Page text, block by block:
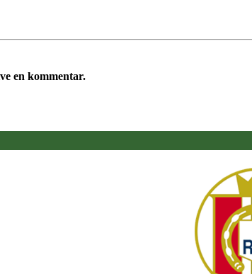
en kommentar.